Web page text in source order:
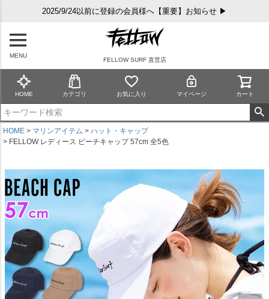
2025/9/24以前に登録の会員様へ【重要】お知らせ ▶
MENU
FELLOW SURF 直営店
HOME カテゴリ お気に入り マイページ カート
HOME マリンアイテム
ハット・キャップ
FELLOW レディース ビーチキャップ 57cm 全5色